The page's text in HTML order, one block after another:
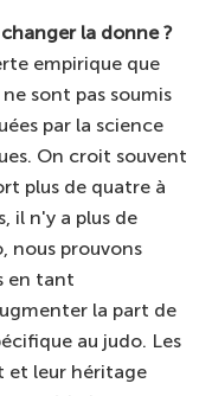
la donne ?
empirique que
sont pas soumis
par la science
On croit souvent
plus de quatre à
il n'y a plus de
nous prouvons
en tant
la part de
au judo. Les
et leur héritage